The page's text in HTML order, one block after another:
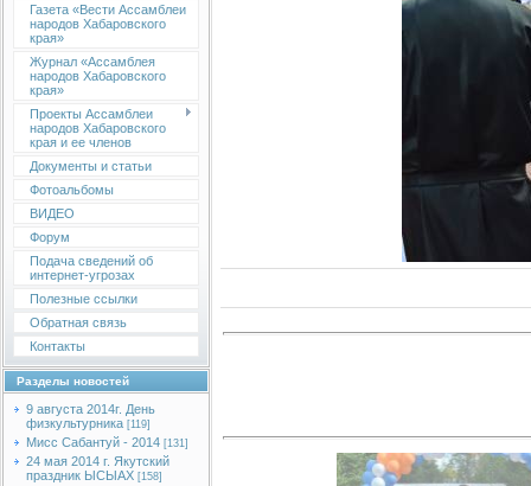
Газета «Вести Ассамблеи
народов Хабаровского
края»
Журнал «Ассамблея
народов Хабаровского
края»
Проекты Ассамблеи
народов Хабаровского
края и ее членов
Документы и статьи
Фотоальбомы
ВИДЕО
Форум
Подача сведений об
интернет-угрозах
Полезные ссылки
Обратная связь
Контакты
Разделы новостей
9 августа 2014г. День
физкультурника [119]
Мисс Сабантуй - 2014 [131]
24 мая 2014 г. Якутский
праздник ЫСЫАХ [158]